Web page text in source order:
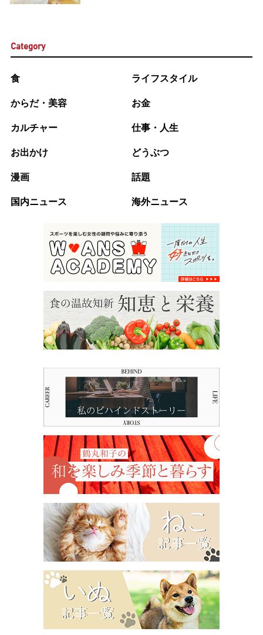
Category
食 ライフスタイル
からだ・美容 お金
カルチャー 仕事・人生
お出かけ どうぶつ
漫画 話題
国内ニュース 海外ニュース